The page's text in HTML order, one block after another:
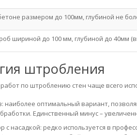
размером до 100мм, глубиной не
шириной до 100 мм, глубиной до 40мм
штробления
по штроблению стен чаще всего
наиболее оптимальный вариант,
Единственный минус –
с насадкой: редко используется в